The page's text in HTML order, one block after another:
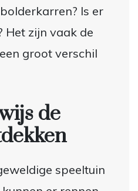
Is er
Het zijn vaak de
groot verschil
de
speeltuin